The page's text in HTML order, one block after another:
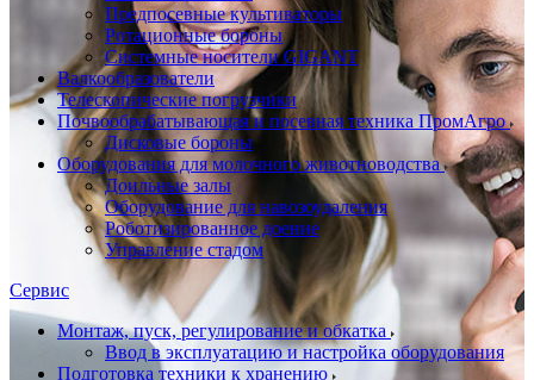
Предпосевные культиваторы
Ротационные бороны
Системные носители GIGANT
Валкообразователи
Телескопические погрузчики
Почвообрабатывающая и посевная техника ПромАгро
Дисковые бороны
Оборудования для молочного животноводства
Доильные залы
Оборудование для навозоудаления
Роботизированное доение
Управление стадом
Сервис
Монтаж, пуск, регулирование и обкатка
Ввод в эксплуатацию и настройка оборудования
Подготовка техники к хранению